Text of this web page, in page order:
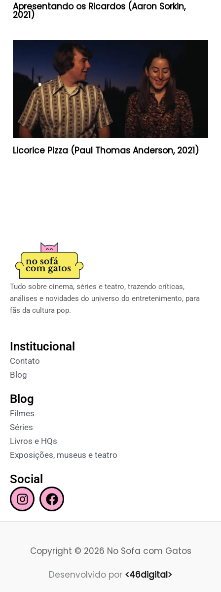
Apresentando os Ricardos (Aaron Sorkin,
2021)
Licorice Pizza (Paul Thomas Anderson, 2021)
Tudo sobre cinema, séries e teatro, trazendo críticas,
análises e novidades do universo do entretenimento, para
fãs da cultura pop.
Institucional
Contato
Blog
Blog
Filmes
Séries
Livros e HQs
Exposições, museus e teatro
Social
I
n
s
F
a
c
o
o
k
Copyright © 2026 No Sofa com Gatos
Desenvolvido por <46digital>